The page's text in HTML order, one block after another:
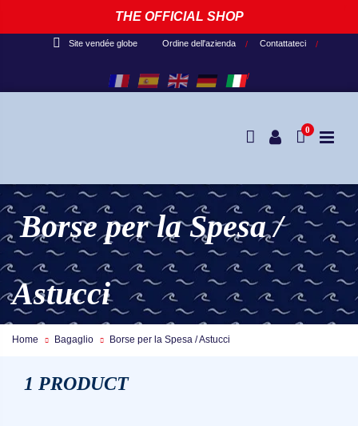
THE OFFICIAL SHOP
Site vendée globe Ordine dell'azienda Contattateci
0
Borse per la Spesa /
Astucci
Home Bagaglio Borse per la Spesa / Astucci
1 PRODUCT